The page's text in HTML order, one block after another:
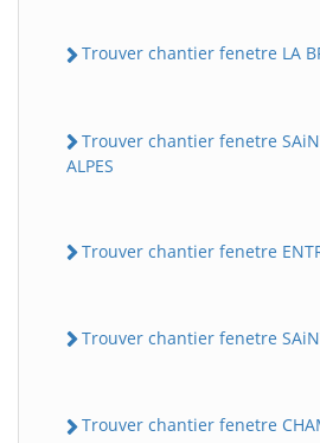
Trouver chantier fenetre LA
Trouver chantier fenetre
ALPES
Trouver chantier fenetre
Trouver chantier fenetre
Trouver chantier fenetre